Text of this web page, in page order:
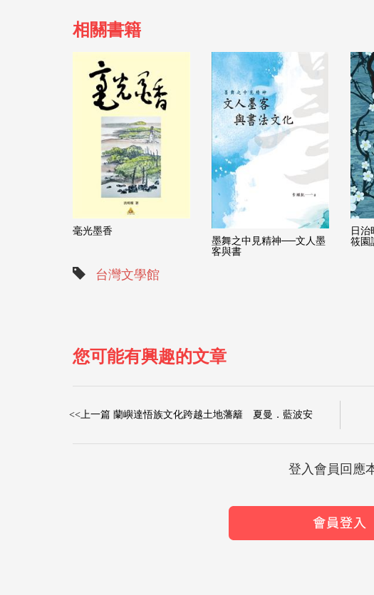
相關書籍
毫光墨香
墨舞之中見精神──文人墨
客與書
日
筱園
台灣文學館
您可能有興趣的文章
<<上一篇 蘭嶼達悟族文化跨越土地藩籬 夏曼．藍波安
登入會員回應